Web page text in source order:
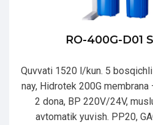
RO-400G-D01
Quvvati 1520 l/kun. 5
nay, Hidrotek 200G
2 dona, BP 220V/24V,
avtomatik yuvish. PP20,